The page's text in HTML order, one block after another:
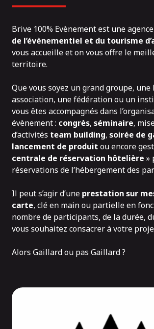
Brive 100% Evènement est une agence
de l’évènementiel et du tourisme
vous accueille et on vous offre le
territoire.
Que vous soyez un grand groupe, une
association, une fédération ou un
vous êtes accompagnés dans
évènement : congrès, séminaire,
d’activités team building, soirée de
lancement de produit ou encore
centrale de réservation hôtelière »
réservations de l’hébergement des
Il peut s’agir d’une prestation sur
carte, clé en main ou partielle en
nombre de participants, de la durée,
vous souhaitez consacrer à votre
Alors Gaillard ou pas Gaillard ?